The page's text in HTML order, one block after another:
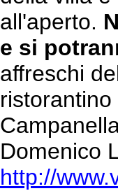
all'aperto.
e si
affreschi
Domenico
http://